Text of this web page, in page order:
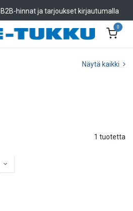
B2B-hinnat ja tarjoukset kirjautumalla
0
Näytä kaikki
1 tuotetta